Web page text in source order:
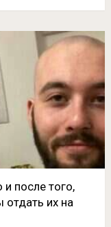
после того,
отдать их на